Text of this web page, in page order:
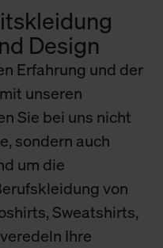
Design
Erfahrung und der
unseren
Sie bei uns nicht
sondern auch
um die
von
Sweatshirts,
Ihre